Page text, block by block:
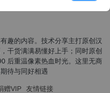
趣的内容。技术分享主打原创汉
干货满满易懂好上手；同时原创
后重温像素热血时光。这里无商
待与同好相遇
赠VIP 友情链接